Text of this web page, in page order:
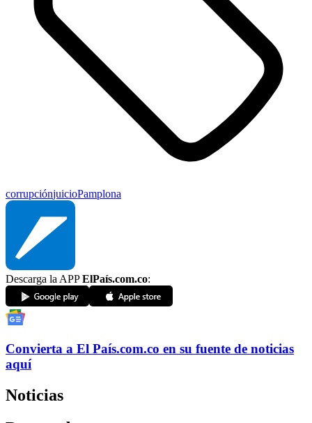
corrupciónjuicioPamplona
Descarga la APPElPaís.com.co:
Convierta a El País.com.co en su fuente de noticias
aquí
Noticias